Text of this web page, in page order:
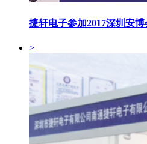
捷轩电子参加2017深圳安博
>